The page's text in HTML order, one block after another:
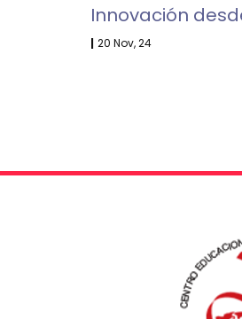
Innovación
| 20 Nov, 24